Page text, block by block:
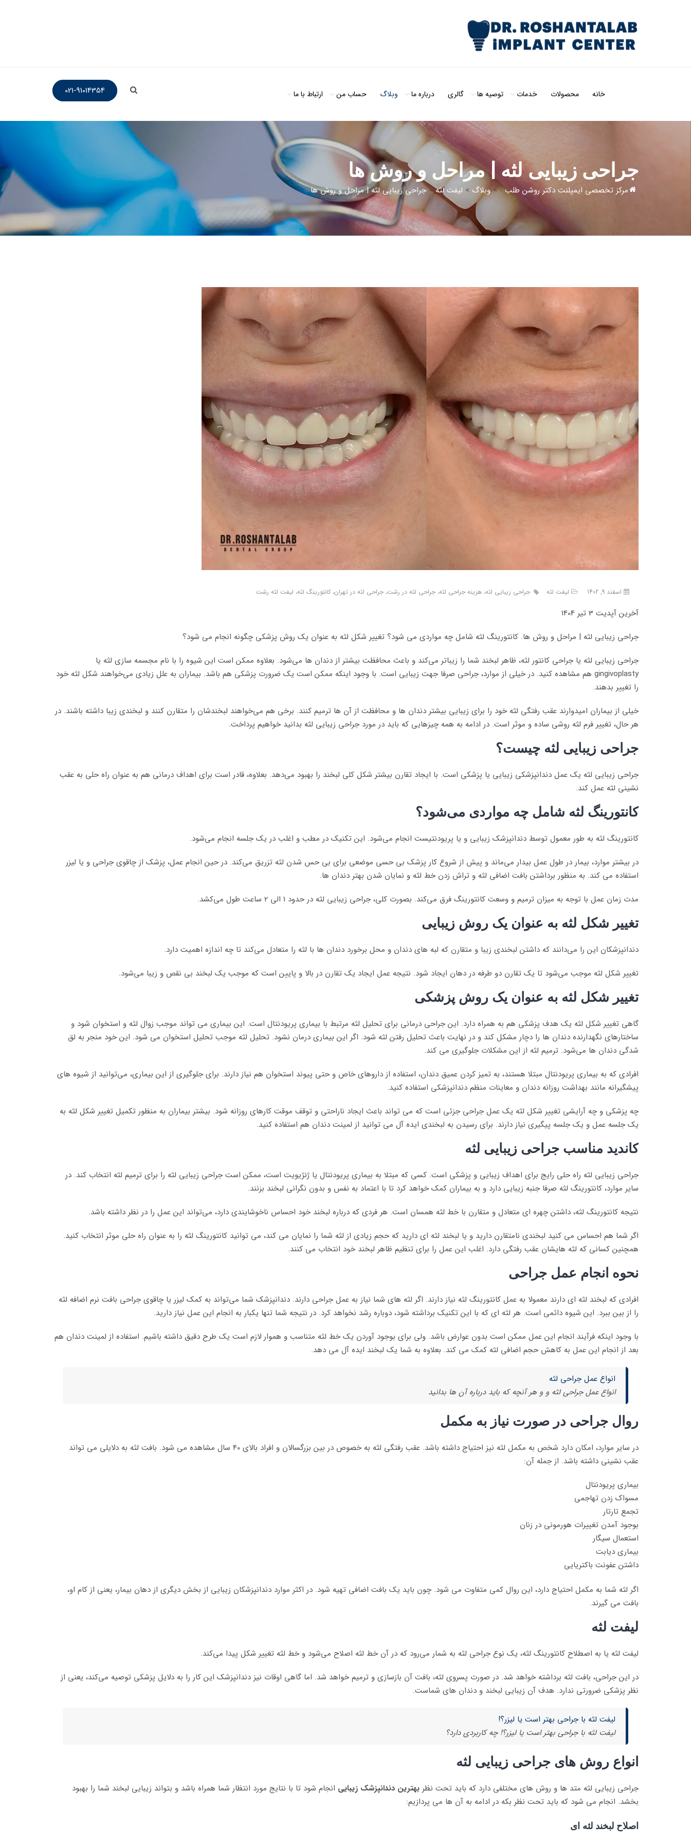
خانه محصولات خدمات توصیه ها گالری درباره ما وبلاگ حساب من ارتباط با ما 021-91014354
جراحی زیبایی لثه | مراحل و روش ها
مرکز تخصصی ایمپلنت دکتر روشن طلب >وبلاگ > لیفت لثه>جراحی زیبایی لثه | مراحل و روش ها
اسفند 9, 1402 لیفت لثه جراحی زیبایی لثه، هزینه جراحی لثه، جراحی لثه در رشت، جراحی لثه در تهران، کانتورینگ لثه، لیفت لثه رشت
آخرین آپدیت 3 تیر 1404
جراحی زیبایی لثه | مراحل و روش ها. کانتورینگ لثه شامل چه مواردی می شود؟ تغییر شکل لثه به عنوان یک روش پزشکی چگونه انجام می شود؟
جراحی زیبایی لثه یا جراحی کانتور لثه، ظاهر لبخند شما را زیباتر می‌کند و باعث محافظت بیشتر از دندان ها می‌شود. بعلاوه ممکن است این شیوه را با نام مجسمه سازی لثه یا
gingivoplasty هم مشاهده کنید. در خیلی از موارد، جراحی صرفا جهت زیبایی است. با وجود اینکه ممکن است یک ضرورت پزشکی هم باشد. بیماران به علل زیادی می‌خواهند شکل لثه خود
را تغییر بدهند.
خیلی از بیماران امیدوارند عقب رفتگی لثه خود را برای زیبایی بیشتر دندان ها و محافظت از آن ها ترمیم کنند. برخی هم می‌خواهند لبخندشان را متقارن کنند و لبخندی زیبا داشته باشند. در
هر حال، تغییر فرم لثه روشی ساده و موثر است. در ادامه به همه چیزهایی که باید در مورد جراحی زیبایی لثه بدانید خواهیم پرداخت.
جراحی زیبایی لثه چیست؟
جراحی زیبایی لثه یک عمل دندانپزشکی زیبایی یا پزشکی است. با ایجاد تقارن بیشتر شکل کلی لبخند را بهبود می‌دهد. بعلاوه، قادر است برای اهداف درمانی هم به عنوان راه حلی به عقب
نشینی لثه عمل کند.
کانتورینگ لثه شامل چه مواردی می‌شود؟
کانتورینگ لثه به طور معمول توسط دندانپزشک زیبایی و یا پریودنتیست انجام می‌شود. این تکنیک در مطب و اغلب در یک جلسه انجام می‌شود.
در بیشتر موارد، بیمار در طول عمل بیدار می‌ماند و پیش از شروع کار پزشک بی حسی موضعی برای بی حس شدن لثه تزریق می‌کند. در حین انجام عمل، پزشک از چاقوی جراحی و یا لیزر
استفاده می کند. به منظور برداشتن بافت اضافی لثه و تراش زدن خط لثه و نمایان شدن بهتر دندان ها.
مدت زمان عمل با توجه به میزان ترمیم و وسعت کانتورینگ فرق می‌کند. بصورت کلی، جراحی زیبایی لثه در حدود 1 الی 2 ساعت طول می‌کشد.
تغییر شکل لثه به عنوان یک روش زیبایی
دندانپزشکان این را می‌دانند که داشتن لبخندی زیبا و متقارن که لبه های دندان و محل برخورد دندان ها با لثه را متعادل می‌کند تا چه اندازه اهمیت دارد.
تغییر شکل لثه موجب می‌شود تا یک تقارن دو طرفه در دهان ایجاد شود. نتیجه عمل ایجاد یک تقارن در بالا و پایین است که موجب یک لبخند بی نقص و زیبا می‌شود.
تغییر شکل لثه به عنوان یک روش پزشکی
گاهی تغییر شکل لثه یک هدف پزشکی هم به همراه دارد. این جراحی درمانی برای تحلیل لثه مرتبط با بیماری پریودنتال است. این بیماری می تواند موجب زوال لثه و استخوان شود و
ساختارهای نگهدارنده دندان ها را دچار مشکل کند و در نهایت باعث تحلیل رفتن لثه شود. اگر این بیماری درمان نشود. تحلیل لثه موجب تحلیل استخوان می شود. این خود منجر به لق
شدگی دندان ها می‌شود. ترمیم لثه از این مشکلات جلوگیری می کند.
افرادی که به بیماری پریودنتال مبتلا هستند، به تمیز کردن عمیق دندان، استفاده از داروهای خاص و حتی پیوند استخوان هم نیاز دارند. برای جلوگیری از این بیماری، می‌توانید از شیوه های
پیشگیرانه مانند بهداشت روزانه دندان و معاینات منظم دندانپزشکی استفاده کنید.
چه پزشکی و چه آرایشی تغییر شکل لثه یک عمل جراحی جزئی است که می تواند باعث ایجاد ناراحتی و توقف موقت کارهای روزانه شود. بیشتر بیماران به منظور تکمیل تغییر شکل لثه به
یک جلسه عمل و یک جلسه پیگیری نیاز دارند. برای رسیدن به لبخندی ایده آل می توانید از لمینت دندان هم استفاده کنید.
کاندید مناسب جراحی زیبایی لثه
جراحی زیبایی لثه راه حلی رایج برای اهداف زیبایی و پزشکی است. کسی که مبتلا به بیماری پریودنتال یا ژنژیویت است، ممکن است جراحی زیبایی لثه را برای ترمیم لثه انتخاب کند. در
سایر موارد، کانتورینگ لثه صرفا جنبه زیبایی دارد و به بیماران کمک خواهد کرد تا با اعتماد به نفس و بدون نگرانی لبخند بزنند.
نتیجه کانتورینگ لثه، داشتن چهره ای متعادل و متقارن با خط لثه همسان است. هر فردی که درباره لبخند خود احساس ناخوشایندی دارد، می‌تواند این عمل را در نظر داشته باشد.
اگر شما هم احساس می کنید لبخندی نامتقارن دارید و یا لبخند لثه ای دارید که حجم زیادی از لثه شما را نمایان می کند، می توانید کانتورینگ لثه را به عنوان راه حلی موثر انتخاب کنید.
همچنین کسانی که لثه هایشان عقب رفتگی دارد. اغلب این عمل را برای تنظیم ظاهر لبخند خود انتخاب می کنند.
نحوه انجام عمل جراحی
افرادی که لبخند لثه ای دارند معمولا به عمل کانتورینگ لثه نیاز دارند. اگر لثه های شما نیاز به عمل جراحی دارند. دندانپزشک شما می‌تواند به کمک لیزر یا چاقوی جراحی بافت نرم اضافه لثه
را از بین ببرد. این شیوه دائمی است. هر لثه ای که با این تکنیک برداشته شود، دوباره رشد نخواهد کرد. در نتیجه شما تنها یکبار به انجام این عمل نیاز دارید.
با وجود اینکه فرآیند انجام این عمل ممکن است بدون عوارض باشد. ولی برای بوجود آوردن یک خط لثه متناسب و هموار لازم است یک طرح دقیق داشته باشیم. استفاده از لمینت دندان هم
بعد از انجام این عمل به کاهش حجم اضافی لثه کمک می کند. بعلاوه به شما یک لبخند ایده آل می دهد.
انواع عمل جراحی لثه
انواع عمل جراحی لثه و و هر آنچه که باید درباره آن ها بدانید
روال جراحی در صورت نیاز به مکمل
در سایر موارد، امکان دارد شخص به مکمل لثه نیز احتیاج داشته باشد. عقب رفتگی لثه به خصوص در بین بزرگسالان و افراد بالای 40 سال مشاهده می شود. بافت لثه به دلایلی می تواند
عقب نشینی داشته باشد. از جمله آن:
بیماری پریودنتال
مسواک زدن تهاجمی
تجمع تارتار
بوجود آمدن تغییرات هورمونی در زنان
استعمال سیگار
بیماری دیابت
داشتن عفونت باکتریایی
اگر لثه شما به مکمل احتیاج دارد، این روال کمی متفاوت می شود. چون باید یک بافت اضافی تهیه شود. در اکثر موارد دندانپزشکان زیبایی از بخش دیگری از دهان بیمار، یعنی از کام او،
بافت می گیرند.
لیفت لثه
لیفت لثه یا به اصطلاح کانتورینگ لثه، یک نوع جراحی لثه به شمار می‌رود که در آن خط لثه اصلاح می‌شود و خط لثه تغییر شکل پیدا می‌کند.
در این جراحی، بافت لثه برداشته خواهد شد. در صورت پسروی لثه، بافت آن بازسازی و ترمیم خواهد شد. اما گاهی اوقات نیز دندانپزشک این کار را به دلایل پزشکی توصیه می‌کند، یعنی از
نظر پزشکی ضرورتی ندارد. هدف آن زیبایی لبخند و دندان های شماست.
لیفت لثه با جراحی بهتر است یا لیزر؟!
لیفت لثه با جراحی بهتر است یا لیزر؟! چه کاربردی دارد؟
انواع روش های جراحی زیبایی لثه
جراحی زیبایی لثه متد ها و روش های مختلفی دارد که باید تحت نظر بهترین دندانپزشک زیبایی انجام شود تا با نتایج مورد انتظار شما همراه باشد و بتواند زیبایی لبخند شما را بهبود
بخشد. انجام می شود که باید تحت نظر بکه در ادامه به آن ها می پردازیم:
اصلاح لبخند لثه ای